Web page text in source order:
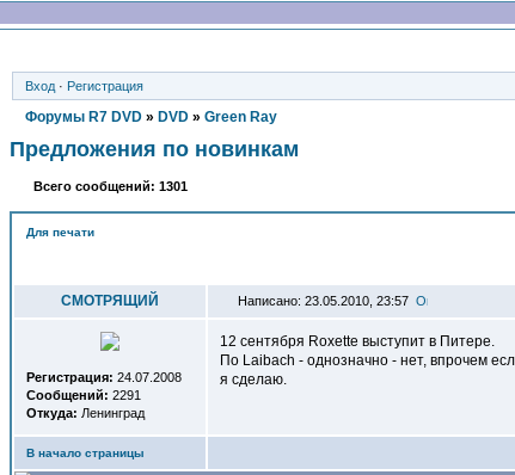
Вход · Регистрация
Форумы R7 DVD » DVD » Green Ray
Предложения по новинкам
Всего сообщений: 1301
Для печати
СМОТРЯЩИЙ Написано: 23.05.2010, 23:57
Регистрация: 24.07.2008
Сообщений: 2291
Откуда: Ленинград
12 сентября Roxette выступит в Питере.
По Laibach - однозначно - нет, впрочем
я сделаю.
В начало страницы